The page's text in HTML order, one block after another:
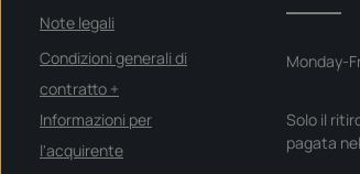
Note legali
Condizioni generali di
contratto +
Informazioni per
l'acquirente
Monday-
Solo il
pagata